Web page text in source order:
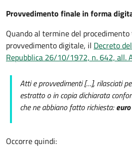
Provvedimento finale in forma
Quando al termine del
provvedimento digitale, il Decreto
Repubblica 26/10/1972, n. 642, all.
Atti e provvedimenti […], rilasciati
estratto o in copia dichiarata
che ne abbiano fatto richiesta:
Occorre quindi: